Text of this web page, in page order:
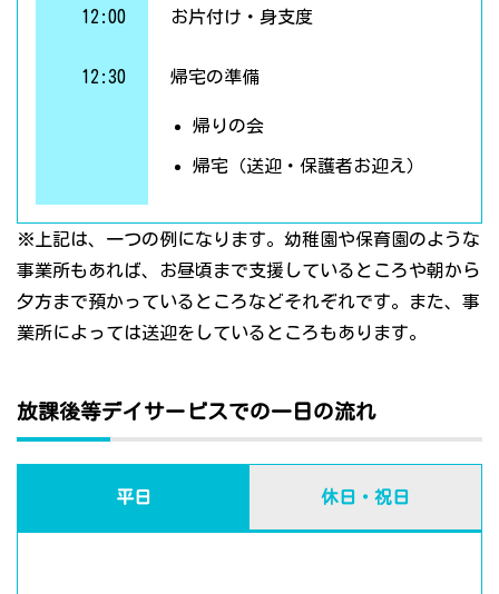
12:00 お片付け・身支度
12:30 帰宅の準備
帰りの会
帰宅（送迎・保護者お迎え）
※上記は、一つの例になります。幼稚園や保育園のような
事業所もあれば、お昼頃まで支援しているところや朝から
夕方まで預かっているところなどそれぞれです。また、事
業所によっては送迎をしているところもあります。
放課後等デイサービスでの一日の流れ
平日 休日・祝日